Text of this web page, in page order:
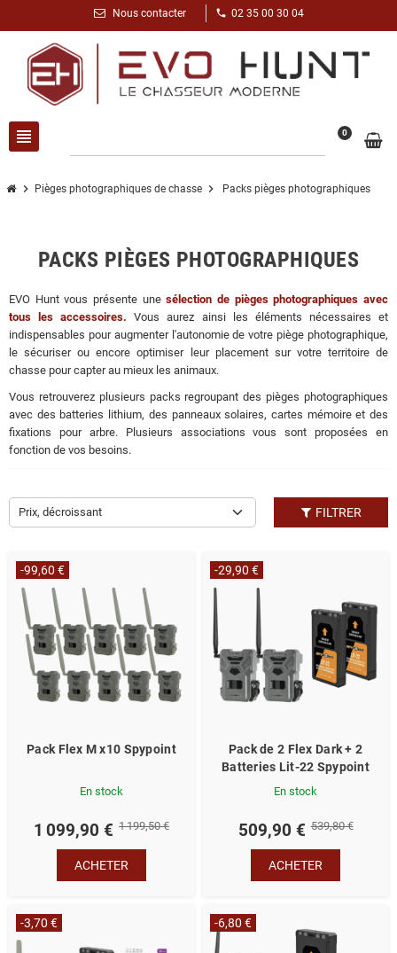
Nous contacter phone 02 35 00 30 04
view_headline 0
chevron_right Pièges photographiques de chasse chevron_right Packs pièges photographiques
PACKS PIÈGES PHOTOGRAPHIQUES
EVO Hunt vous présente unesélection de pièges photographiques avec
tous les accessoires. Vous aurez ainsi les éléments nécessaires et
indispensables pour augmenter l'autonomie de votre piège photographique,
le sécuriser ou encore optimiser leur placement sur votre territoire de
chasse pour capter au mieux les animaux.
Vous retrouverez plusieurs packs regroupant des pièges photographiques
avec des batteries lithium, des panneaux solaires, cartes mémoire et des
fixations pour arbre. Plusieurs associations vous sont proposées en
fonction de vos besoins.
Prix, décroissant FILTRER
-99,60 €
Pack Flex M x10 Spypoint
En stock
1 099,90 € 1 199,50 €
ACHETER
-29,90 €
Pack de 2 Flex Dark + 2
Batteries Lit-22 Spypoint
En stock
509,90 € 539,80 €
ACHETER
-3,70 € -6,80 €